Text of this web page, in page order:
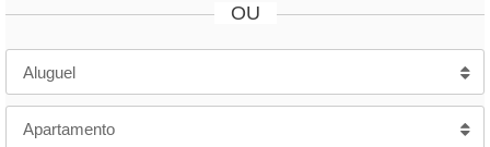
OU
Aluguel
Apartamento